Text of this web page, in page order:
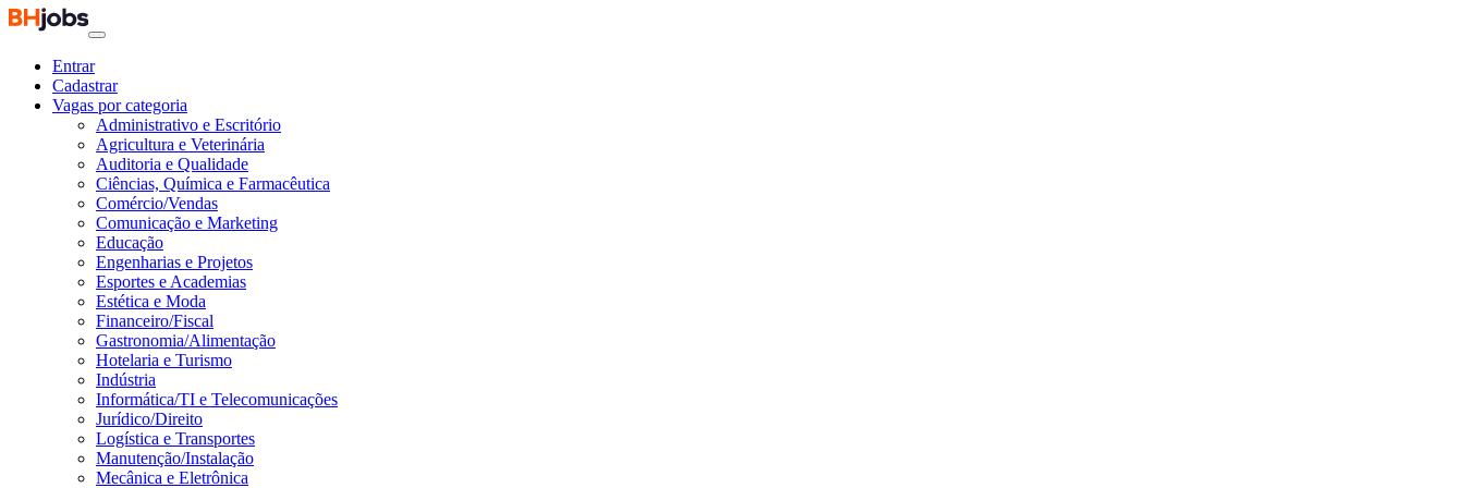
Entrar
Cadastrar
Vagas por categoria
Administrativo e Escritório
Agricultura e Veterinária
Auditoria e Qualidade
Ciências, Química e Farmacêutica
Comércio/Vendas
Comunicação e Marketing
Educação
Engenharias e Projetos
Esportes e Academias
Estética e Moda
Financeiro/Fiscal
Gastronomia/Alimentação
Hotelaria e Turismo
Indústria
Informática/TI e Telecomunicações
Jurídico/Direito
Logística e Transportes
Manutenção/Instalação
Mecânica e Eletrônica